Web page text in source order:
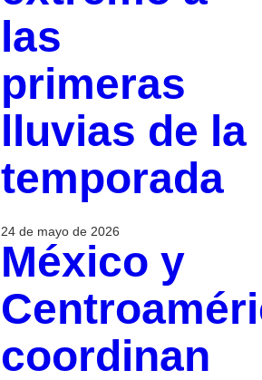
las
primeras
lluvias de la
temporada
24 de mayo de 2026
México y
coordinan